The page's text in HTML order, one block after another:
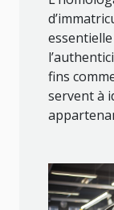
fins
servent à